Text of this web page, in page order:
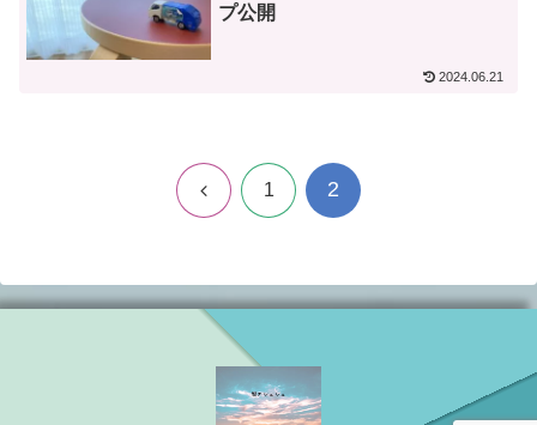
プ公開
2024.06.21
前 1 2